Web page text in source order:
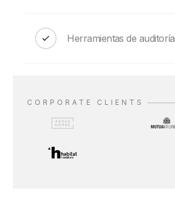
Herramientas de auditoría
CORPORATE CLIENTS